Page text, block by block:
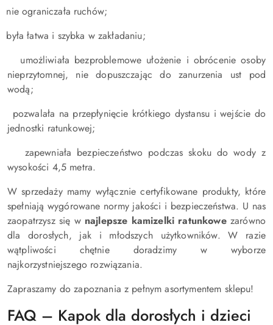
nie ograniczała ruchów;
była łatwa i szybka w zakładaniu;
umożliwiała bezproblemowe ułożenie i obrócenie osoby
nieprzytomnej, nie dopuszczając do zanurzenia ust pod
wodą;
pozwalała na przepłynięcie krótkiego dystansu i wejście do
jednostki ratunkowej;
zapewniała bezpieczeństwo podczas skoku do wody z
wysokości 4,5 metra.
W sprzedaży mamy wyłącznie certyfikowane produkty, które
spełniają wygórowane normy jakości i bezpieczeństwa. U nas
zaopatrzysz się w najlepsze kamizelki ratunkowezarówno
dla dorosłych, jak i młodszych użytkowników. W razie
wątpliwości chętnie doradzimy w wyborze
najkorzystniejszego rozwiązania.
Zapraszamy do zapoznania z pełnym asortymentem sklepu!
FAQ – Kapok dla dorosłych i dzieci